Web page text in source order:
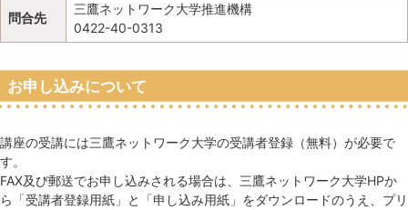
問合先
三鷹ネットワーク大学推進機構
0422-40-0313
お申し込みについて
講座の受講には三鷹ネットワーク大学の受講者登録（無料）が必要で
す。
FAX及び郵送でお申し込みされる場合は、三鷹ネットワーク大学HPか
ら「受講者登録用紙」と「申し込み用紙」をダウンロードのうえ、プリ